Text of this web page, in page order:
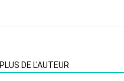
PLUS DE L'AUTEUR